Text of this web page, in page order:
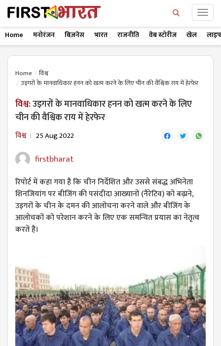
Home मनोरंजन बिज़नेस भारत राजनीति वेब स्टोरीज खेल
Home
विश्व
उइगरों के मानवाधिकार हनन को खत्म करने के लिए चीन की वैश्विक राय में हेरफेर
विश्व:उइगरों के मानवाधिकार हनन को खत्म करने के लिए
चीन की वैश्विक राय में हेरफेर
विश्व 25 Aug 2022
firstbharat
रिपोर्ट में कहा गया है कि चीन निर्देशित और उससे संबद्ध अभिनेता
शिनजियांग पर बीजिंग की पसंदीदा आख्यानों (नैरेटिव) को बढ़ाने,
उइगरों के चीन के दमन की आलोचना करने वाले और बीजिंग के
आलोचकों को परेशान करने के लिए एक समन्वित प्रयास का नेतृत्व
करते हैं।